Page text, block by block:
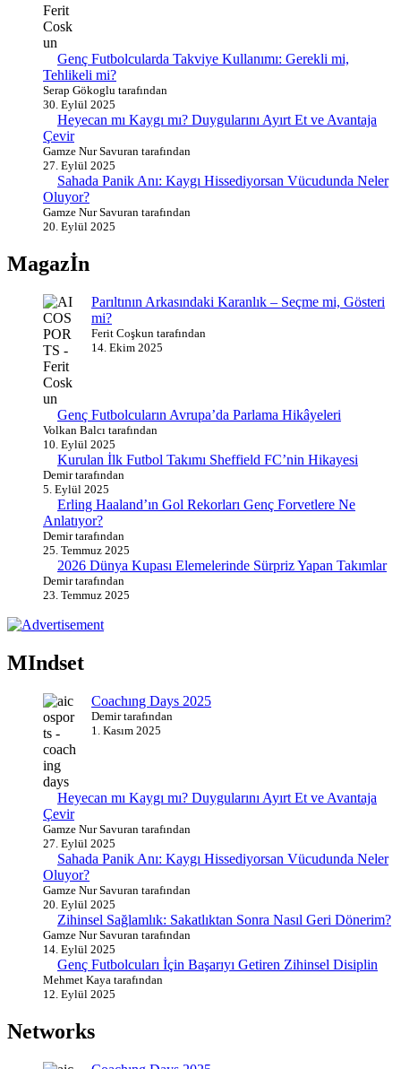
Genç Futbolcularda Takviye Kullanımı: Gerekli mi,
Tehlikeli mi?
Serap Gökoglu tarafından
30. Eylül 2025
Heyecan mı Kaygı mı? Duygularını Ayırt Et ve Avantaja
Çevir
Gamze Nur Savuran tarafından
27. Eylül 2025
Sahada Panik Anı: Kaygı Hissediyorsan Vücudunda Neler
Oluyor?
Gamze Nur Savuran tarafından
20. Eylül 2025
Magazİn
Parıltının Arkasındaki Karanlık – Seçme mi, Gösteri
mi?
Ferit Coşkun tarafından
14. Ekim 2025
Genç Futbolcuların Avrupa’da Parlama Hikâyeleri
Volkan Balcı tarafından
10. Eylül 2025
Kurulan İlk Futbol Takımı Sheffield FC’nin Hikayesi
Demir tarafından
5. Eylül 2025
Erling Haaland’ın Gol Rekorları Genç Forvetlere Ne
Anlatıyor?
Demir tarafından
25. Temmuz 2025
2026 Dünya Kupası Elemelerinde Sürpriz Yapan Takımlar
Demir tarafından
23. Temmuz 2025
MIndset
Coachıng Days 2025
Demir tarafından
1. Kasım 2025
Heyecan mı Kaygı mı? Duygularını Ayırt Et ve Avantaja
Çevir
Gamze Nur Savuran tarafından
27. Eylül 2025
Sahada Panik Anı: Kaygı Hissediyorsan Vücudunda Neler
Oluyor?
Gamze Nur Savuran tarafından
20. Eylül 2025
Zihinsel Sağlamlık: Sakatlıktan Sonra Nasıl Geri Dönerim?
Gamze Nur Savuran tarafından
14. Eylül 2025
Genç Futbolcuları İçin Başarıyı Getiren Zihinsel Disiplin
Mehmet Kaya tarafından
12. Eylül 2025
Networks